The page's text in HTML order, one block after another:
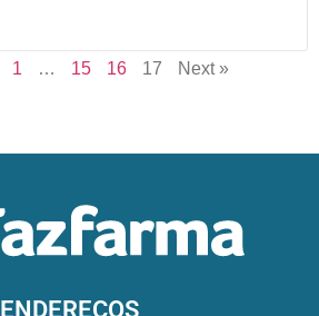
1 … 15 16 17 Next »
ENDEREÇOS